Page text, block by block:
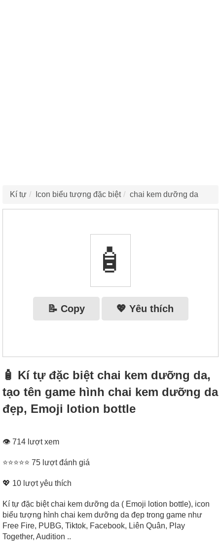
Kí tự Icon biểu tượng đặc biệt chai kem dưỡng da
🧴
📝 Copy 💖 Yêu thích
🧴 Kí tự đặc biệt chai kem dưỡng da,
tạo tên game hình chai kem dưỡng da
đẹp, Emoji lotion bottle
👁 714 lượt xem
⭐⭐⭐⭐⭐ 75 lượt đánh giá
💖 10 lượt yêu thích
Kí tự đặc biệt chai kem dưỡng da ( Emoji lotion bottle), icon
biểu tượng hình chai kem dưỡng da đẹp trong game như
Free Fire, PUBG, Tiktok, Facebook, Liên Quân, Play
Together, Audition ..